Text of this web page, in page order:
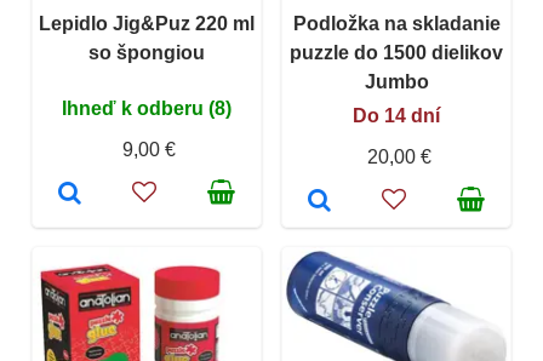
Lepidlo Jig&Puz 220 ml
so špongiou
Ihneď k odberu (8)
9,00 €
Podložka na skladanie
puzzle do 1500 dielikov
Jumbo
Do 14 dní
20,00 €